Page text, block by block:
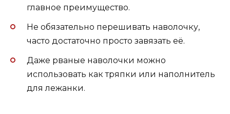
главное преимущество.
Не обязательно перешивать наволочку,
часто достаточно просто завязать её.
Даже рваные наволочки можно
использовать как тряпки или наполнитель
для лежанки.